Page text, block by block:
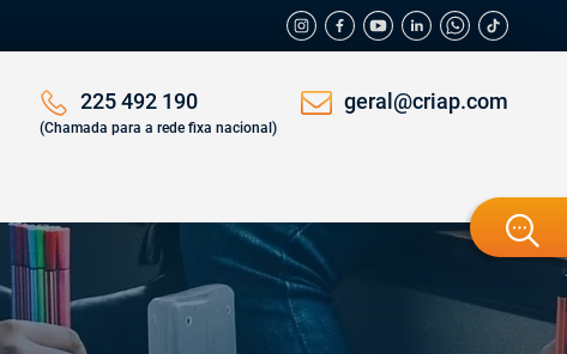
225 492 190
(Chamada para a rede fixa nacional)
geral@criap.com